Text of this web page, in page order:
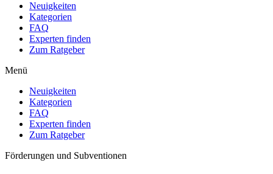
Neuigkeiten
Kategorien
FAQ
Experten finden
Zum Ratgeber
Menü
Neuigkeiten
Kategorien
FAQ
Experten finden
Zum Ratgeber
Förderungen und Subventionen